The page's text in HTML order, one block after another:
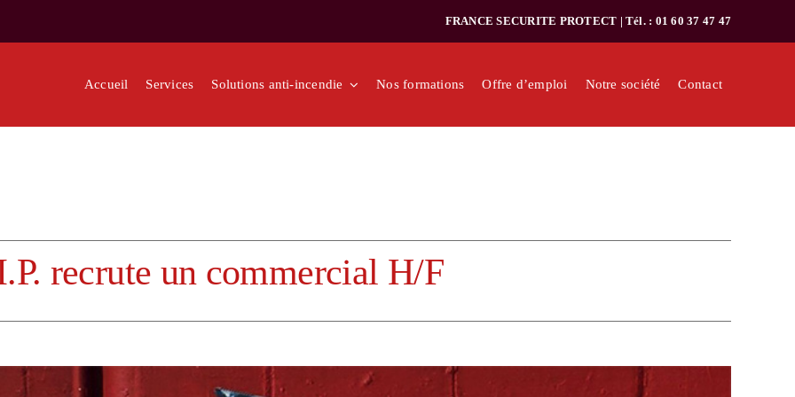
FRANCE SECURITE PROTECT | Tél. : 01 60 37 47 47
Accueil Services Solutions anti-incendie Nos formations Offre d’emploi Notre société Contact
recrute un commercial H/F